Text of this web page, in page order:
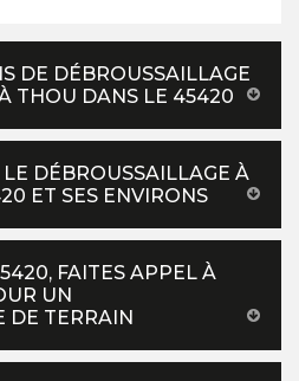
DE DÉBROUSSAILLAGE
THOU DANS LE 45420
DÉBROUSSAILLAGE À
ET SES ENVIRONS
FAITES APPEL À
UN
DE TERRAIN